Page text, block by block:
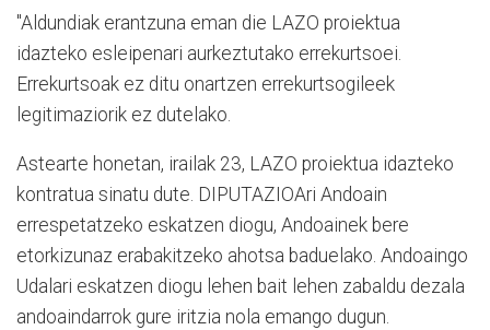
"Aldundiak erantzuna eman die LAZO proiektua
idazteko esleipenari aurkeztutako errekurtsoei.
Errekurtsoak ez ditu onartzen errekurtsogileek
legitimaziorik ez dutelako.
Astearte honetan, irailak 23, LAZO proiektua idazteko
kontratua sinatu dute. DIPUTAZIOAri Andoain
errespetatzeko eskatzen diogu, Andoainek bere
etorkizunaz erabakitzeko ahotsa baduelako. Andoaingo
Udalari eskatzen diogu lehen bait lehen zabaldu dezala
andoaindarrok gure iritzia nola emango dugun.